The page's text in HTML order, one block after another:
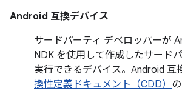
Android 互換デバイス
サードパーティ デベロッパーが
NDK を使用して作成したサード
実行できるデバイス。Android 互
換性定義ドキュメント（CDD）